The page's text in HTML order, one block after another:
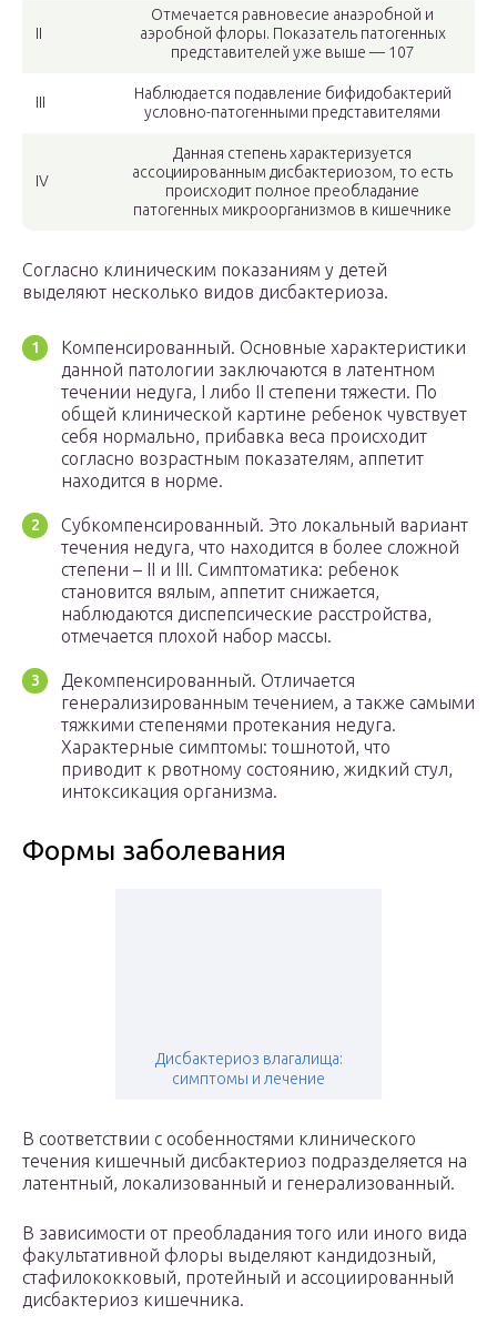
ІІ
Отмечается равновесие анаэробной и
аэробной флоры. Показатель патогенных
представителей уже выше — 107
ІІІ
Наблюдается подавление бифидобактерий
условно-патогенными представителями
ІV
Данная степень характеризуется
ассоциированным дисбактериозом, то есть
происходит полное преобладание
патогенных микроорганизмов в кишечнике
Согласно клиническим показаниям у детей
выделяют несколько видов дисбактериоза.
Компенсированный. Основные характеристики
данной патологии заключаются в латентном
течении недуга, І либо ІІ степени тяжести. По
общей клинической картине ребенок чувствует
себя нормально, прибавка веса происходит
согласно возрастным показателям, аппетит
находится в норме.
Субкомпенсированный. Это локальный вариант
течения недуга, что находится в более сложной
степени – ІІ и ІІІ. Симптоматика: ребенок
становится вялым, аппетит снижается,
наблюдаются диспепсические расстройства,
отмечается плохой набор массы.
Декомпенсированный. Отличается
генерализированным течением, а также самыми
тяжкими степенями протекания недуга.
Характерные симптомы: тошнотой, что
приводит к рвотному состоянию, жидкий стул,
интоксикация организма.
Формы заболевания
Дисбактериоз влагалища:
симптомы и лечение
В соответствии с особенностями клинического
течения кишечный дисбактериоз подразделяется на
латентный, локализованный и генерализованный.
В зависимости от преобладания того или иного вида
факультативной флоры выделяют кандидозный,
стафилококковый, протейный и ассоциированный
дисбактериоз кишечника.